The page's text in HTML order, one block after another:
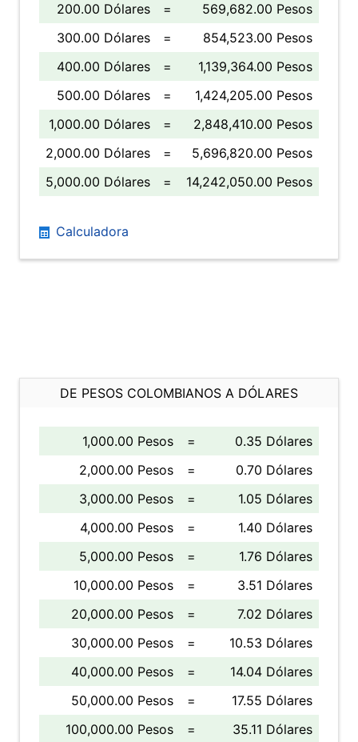
200.00 Dólares
=
569,682.00 Pesos
300.00 Dólares
=
854,523.00 Pesos
400.00 Dólares
=
1,139,364.00 Pesos
500.00 Dólares
=
1,424,205.00 Pesos
1,000.00 Dólares
=
2,848,410.00 Pesos
2,000.00 Dólares
=
5,696,820.00 Pesos
5,000.00 Dólares
= 14,242,050.00 Pesos
Calculadora
DE PESOS COLOMBIANOS A DÓLARES
1,000.00 Pesos =
0.35 Dólares
2,000.00 Pesos
=
0.70 Dólares
3,000.00 Pesos
=
1.05 Dólares
4,000.00 Pesos
=
1.40 Dólares
5,000.00 Pesos
=
1.76 Dólares
10,000.00 Pesos
=
3.51 Dólares
20,000.00 Pesos
=
7.02 Dólares
30,000.00 Pesos
=
10.53 Dólares
40,000.00 Pesos
=
14.04 Dólares
50,000.00 Pesos
=
17.55 Dólares
100,000.00 Pesos
= 35.11 Dólares